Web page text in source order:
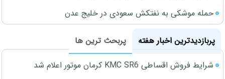
حمله موشکی به نفتکش سعودی در خلیج عدن
پربازدیدترین اخبار هفته
پربحث ترین ها
شرایط فروش اقساطی KMC SR6 کرمان موتور اعلام شد